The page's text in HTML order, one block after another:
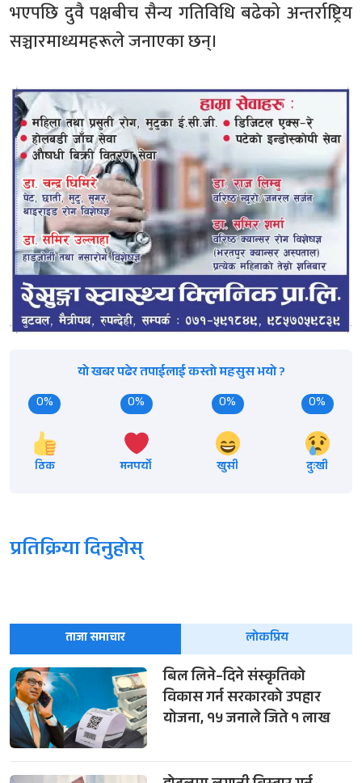
भएपछि दुवै पक्षबीच सैन्य गतिविधि बढेको अन्तर्राष्ट्रिय
सञ्चारमाध्यमहरूले जनाएका छन्।
यो खबर पढेर तपाईलाई कस्तो महसुस भयो ?
0%
ठिक
0%
मनपर्यो
0%
खुसी
0%
दुःखी
प्रतिक्रिया दिनुहोस्
ताजा समाचार लोकप्रिय
बिल लिने–दिने संस्कृतिको
विकास गर्न सरकारको उपहार
योजना, १५ जनाले जिते १ लाख